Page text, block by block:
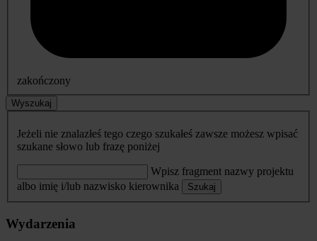
zakończony
Wyszukaj
Jeżeli nie znalazłeś tego czego szukałeś zawsze możesz wpisać
szukane słowo lub frazę poniżej
Wpisz fragment nazwy projektu
albo imię i/lub nazwisko kierownika
Szukaj
Wydarzenia